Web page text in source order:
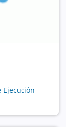
Ejecución